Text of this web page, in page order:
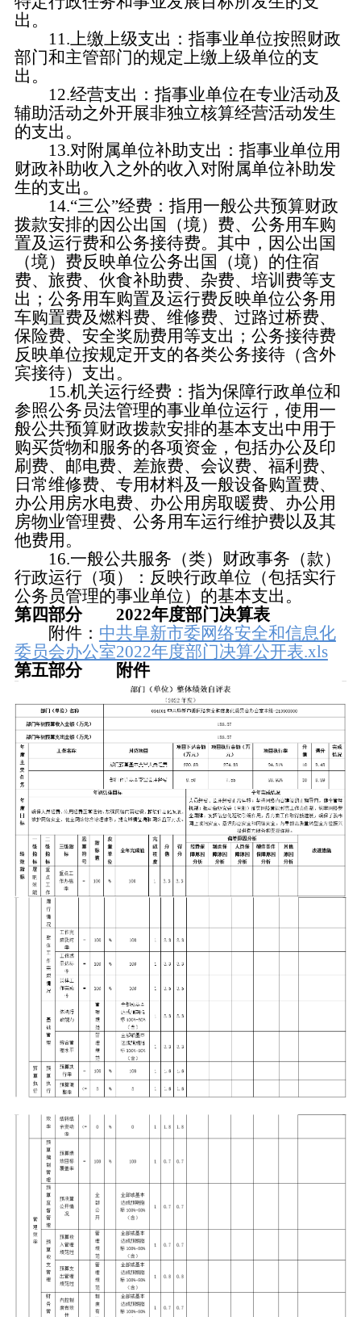
出。
11.上缴上级支出：指事业单位按照财政
部门和主管部门的规定上缴上级单位的支
出。
12.经营支出：指事业单位在专业活动及
辅助活动之外开展非独立核算经营活动发生
的支出。
13.对附属单位补助支出：指事业单位用
财政补助收入之外的收入对附属单位补助发
生的支出。
14.“三公”经费：指用一般公共预算财政
拨款安排的因公出国（境）费、公务用车购
置及运行费和公务接待费。其中，因公出国
（境）费反映单位公务出国（境）的住宿
费、旅费、伙食补助费、杂费、培训费等支
出；公务用车购置及运行费反映单位公务用
车购置费及燃料费、维修费、过路过桥费、
保险费、安全奖励费用等支出；公务接待费
反映单位按规定开支的各类公务接待（含外
宾接待）支出。
15.机关运行经费：指为保障行政单位和
参照公务员法管理的事业单位运行，使用一
般公共预算财政拨款安排的基本支出中用于
购买货物和服务的各项资金，包括办公及印
刷费、邮电费、差旅费、会议费、福利费、
日常维修费、专用材料及一般设备购置费、
办公用房水电费、办公用房取暖费、办公用
房物业管理费、公务用车运行维护费以及其
他费用。
16.一般公共服务（类）财政事务（款）
行政运行（项）：反映行政单位（包括实行
公务员管理的事业单位）的基本支出。
第四部分 2022年度部门决算表
附件： 中共阜新市委网络安全和信息化
委员会办公室2022年度部门决算公开表.xls
第五部分 附件